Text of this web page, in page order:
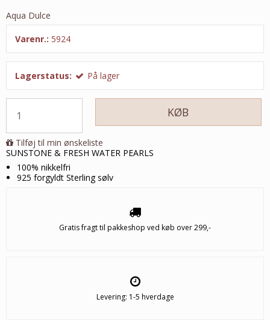
Aqua Dulce
Varenr.: 5924
Lagerstatus: På lager
KØB
Tilføj til min ønskeliste
SUNSTONE & FRESH WATER PEARLS
100% nikkelfri
925 forgyldt Sterling sølv
Gratis fragt til pakkeshop ved køb over 299,-
Levering: 1-5 hverdage